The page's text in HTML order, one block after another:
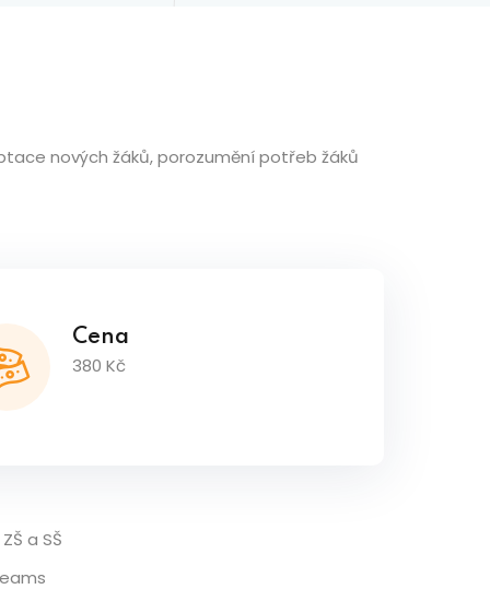
nových žáků, porozumění potřeb žáků
Cena
380 Kč
a SŠ